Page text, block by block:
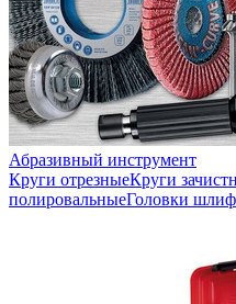
Абразивный инструмент
Круги отрезныеКруги
полировальныеГоловки